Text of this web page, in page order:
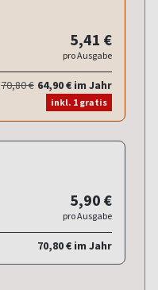
5,41 €
pro Ausgabe
70,80 € 64,90 € im Jahr
inkl. 1 gratis
5,90 €
pro Ausgabe
70,80 € im Jahr